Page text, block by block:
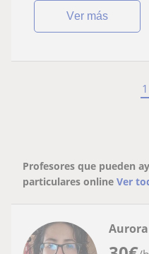
ver más
1
Profesores que pueden
particulares online Ver
Aurora